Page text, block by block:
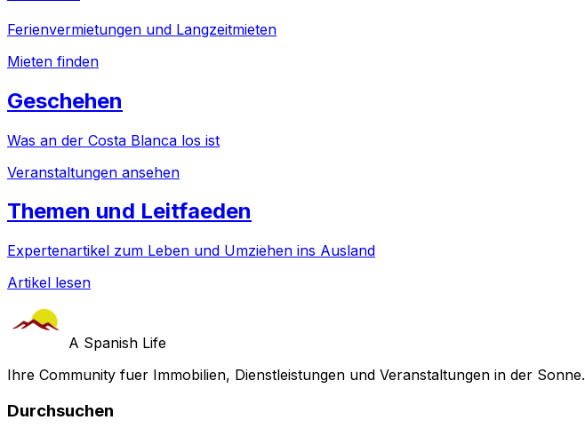
Ferienvermietungen und Langzeitmieten
Mieten finden
Geschehen
Was an der Costa Blanca los ist
Veranstaltungen ansehen
Themen und Leitfaeden
Expertenartikel zum Leben und Umziehen ins Ausland
Artikel lesen
A Spanish Life
Ihre Community fuer Immobilien, Dienstleistungen und Veranstaltungen in der Sonne.
Durchsuchen